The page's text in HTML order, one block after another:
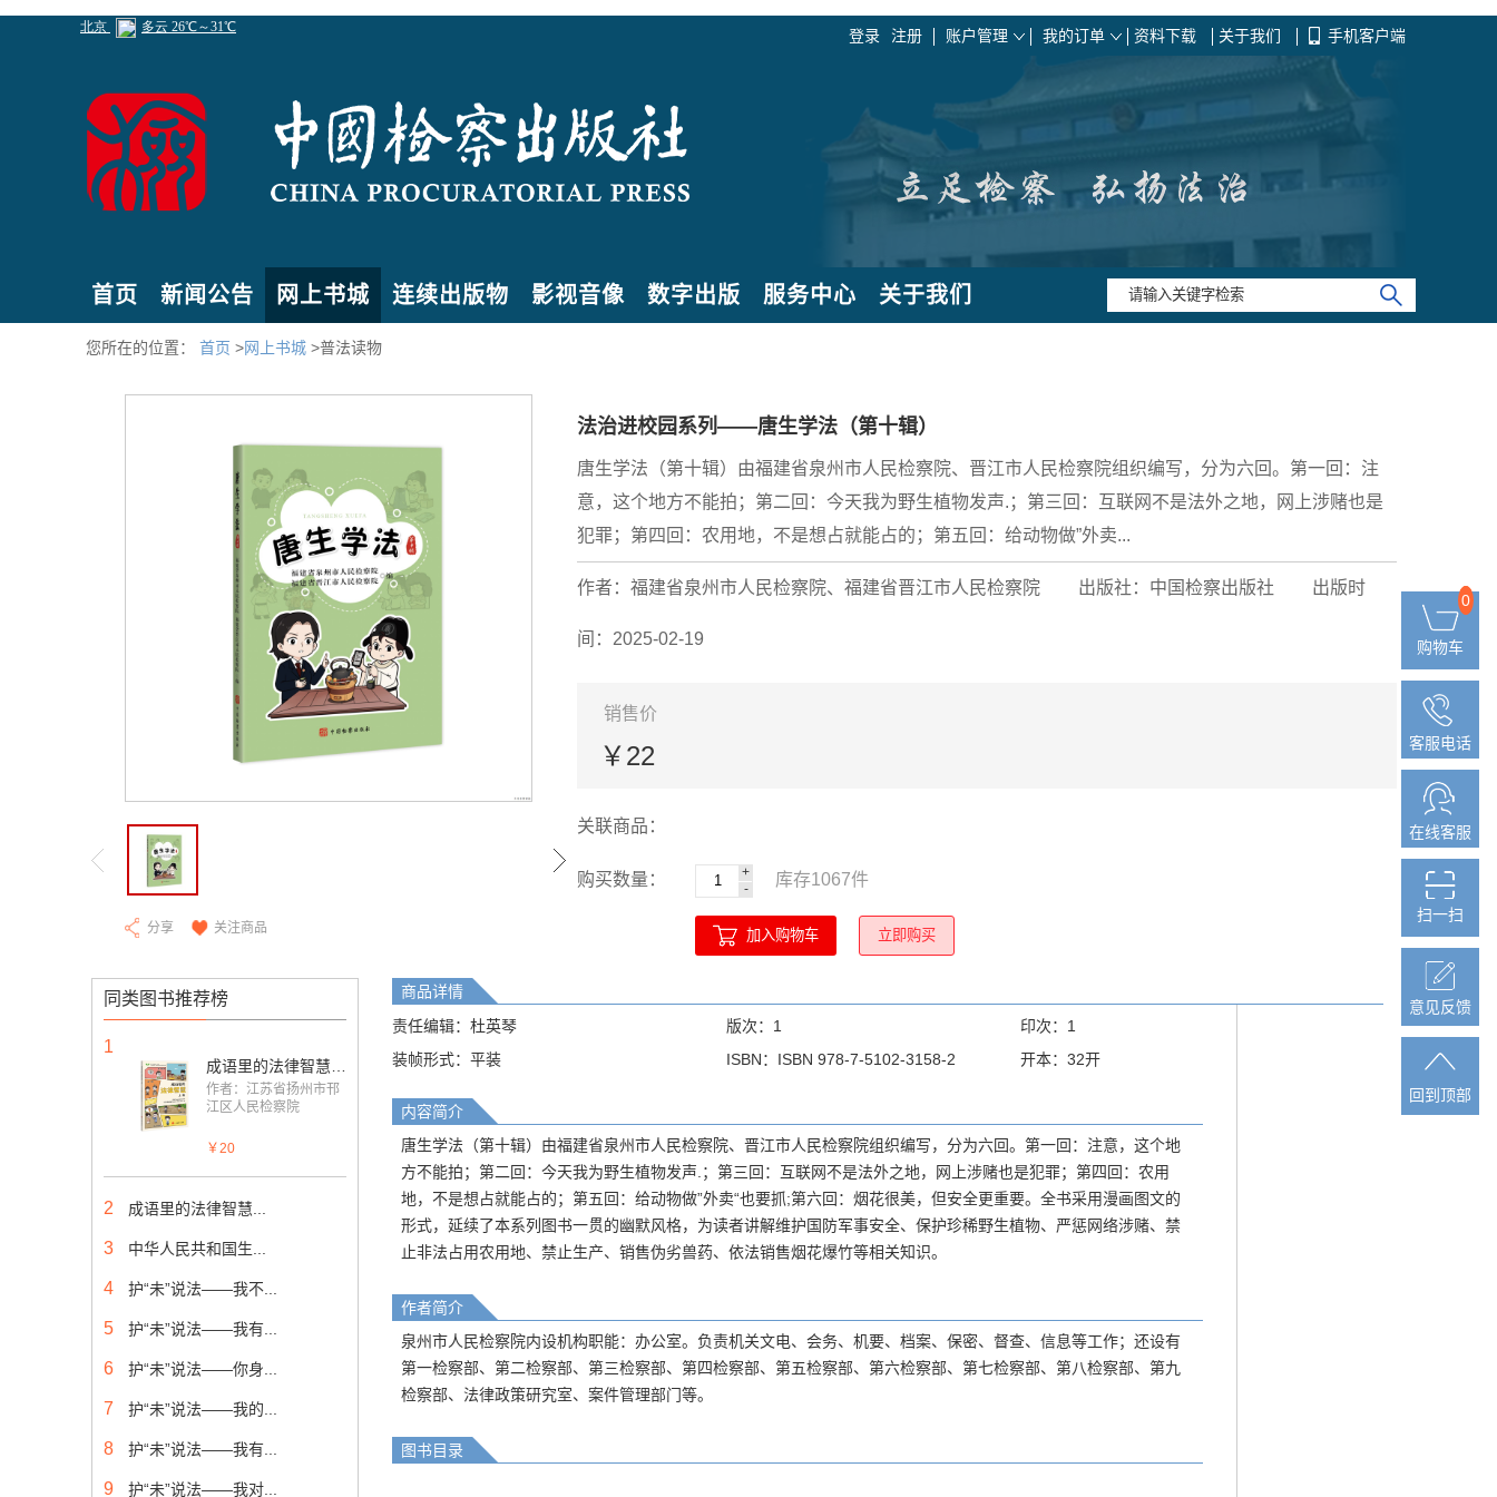
登录 注册 账户管理 我的订单 资料下载 关于我们 手机客户端
首页 新闻公告 网上书城 连续出版物 影视音像 数字出版 服务中心 关于我们
您所在的位置： 首页 >网上书城 >普法读物
分享 关注商品
法治进校园系列——唐生学法（第十辑）
唐生学法（第十辑）由福建省泉州市人民检察院、晋江市人民检察院组织编写，分为六回。第一回：注
意，这个地方不能拍；第二回：今天我为野生植物发声.；第三回：互联网不是法外之地，网上涉赌也是
犯罪；第四回：农用地，不是想占就能占的；第五回：给动物做”外卖...
作者：福建省泉州市人民检察院、福建省晋江市人民检察院 出版社：中国检察出版社 出版时
间：2025-02-19
销售价
￥22
关联商品：
购买数量：
+
-
库存1067件
加入购物车 立即购买
同类图书推荐榜
1
作者：江苏省扬州市邗
江区人民检察院
￥20
2 成语里的法律智慧...
3 中华人民共和国生...
4 护“未”说法——我不...
5 护“未”说法——我有...
6 护“未”说法——你身...
7 护“未”说法——我的...
8 护“未”说法——我有...
9 护“未”说法——我对...
商品详情
责任编辑：杜英琴
版次：1
印次：1
装帧形式：平装
ISBN：ISBN 978-7-5102-3158-2 开本：32开
内容简介
唐生学法（第十辑）由福建省泉州市人民检察院、晋江市人民检察院组织编写，分为六回。第一回：注意，这个地
方不能拍；第二回：今天我为野生植物发声.；第三回：互联网不是法外之地，网上涉赌也是犯罪；第四回：农用
地，不是想占就能占的；第五回：给动物做”外卖“也要抓;第六回：烟花很美，但安全更重要。全书采用漫画图文的
形式，延续了本系列图书一贯的幽默风格，为读者讲解维护国防军事安全、保护珍稀野生植物、严惩网络涉赌、禁
止非法占用农用地、禁止生产、销售伪劣兽药、依法销售烟花爆竹等相关知识。
作者简介
泉州市人民检察院内设机构职能：办公室。负责机关文电、会务、机要、档案、保密、督查、信息等工作；还设有
第一检察部、第二检察部、第三检察部、第四检察部、第五检察部、第六检察部、第七检察部、第八检察部、第九
检察部、法律政策研究室、案件管理部门等。
图书目录
0
购物车
客服电话
在线客服
扫一扫
意见反馈
回到顶部
0
购物车
客服电话
在线客服
扫一扫
意见反馈
回到顶部